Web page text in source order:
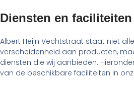
Diensten en faciliteiten
Albert Heijn Vechtstraat staat niet
verscheidenheid aan producten,
diensten die wij aanbieden.
van de beschikbare faciliteiten in